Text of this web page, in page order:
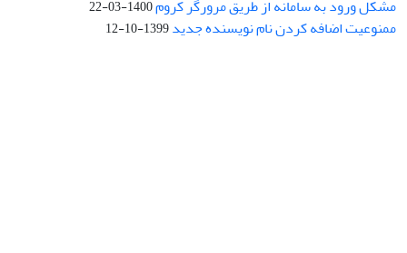
مشکل ورود به سامانه از طریق مرورگر کروم1400-03-22
ممنوعیت اضافه کردن نام نویسنده جدید1399-10-12